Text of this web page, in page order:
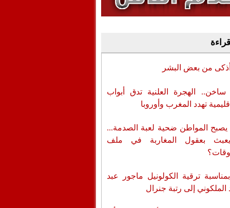
من بعض البشر
الهجرة العلنية تدق أبواب
تهدد المغرب وأوروبا
يصبح المواطن ضحية لعبة الصدمة...
بعقول المغاربة في ملف
بمناسبة ترقية الكولونيل ماجور عبد
الملكوني إلى رتبة جنرال